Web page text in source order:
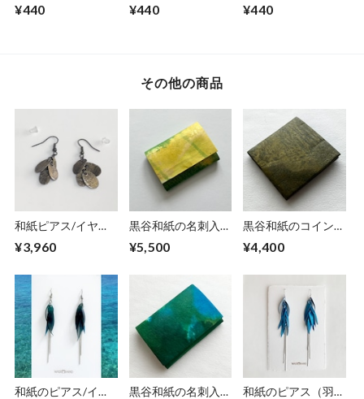
（Thankyou011）
¥440
（Thankyou010）
¥440
（Thankyou009）
¥440
その他の商品
和紙ピアス/イヤリ
S
¥3,960
黒谷和紙の名刺入れ
¥5,500
黒谷和紙のコインケ
¥4,400
和紙のピアス/イヤ
黒谷和紙の名刺入れ
和紙のピアス（羽）